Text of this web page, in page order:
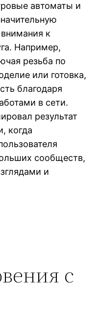
автоматы и
к
Например,
резьба по
или готовка,
благодаря
в сети.
результат
когда
сообществ,
и
с